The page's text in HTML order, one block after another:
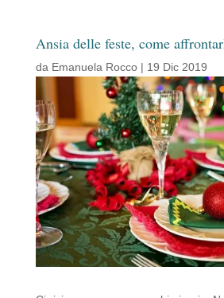
Ansia delle feste, come
da Emanuela Rocco| 19 Dic 2019